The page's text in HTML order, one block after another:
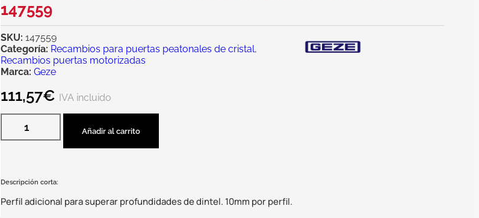
147559
SKU:147559
Categoría: Recambios para puertas peatonales de cristal,
Recambios puertas motorizadas
Marca: Geze
111,57€ IVA incluido
Añadir al carrito
Descripción corta:
Perfil adicional para superar profundidades de dintel. 10mm por perfil.